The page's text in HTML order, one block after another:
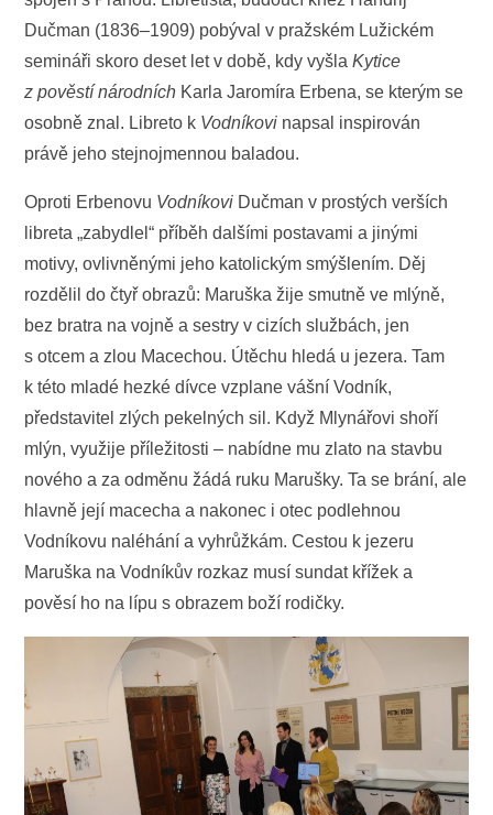
Dučman (1836–1909) pobýval v pražském Lužickém
semináři skoro deset let v době, kdy vyšlaKytice
z pověstí národních Karla Jaromíra Erbena, se kterým se
osobně znal. Libreto k Vodníkovi napsal inspirován
právě jeho stejnojmennou baladou.
Oproti Erbenovu Vodníkovi Dučman v prostých verších
libreta „zabydlel“ příběh dalšími postavami a jinými
motivy, ovlivněnými jeho katolickým smýšlením. Děj
rozdělil do čtyř obrazů: Maruška žije smutně ve mlýně,
bez bratra na vojně a sestry v cizích službách, jen
s otcem a zlou Macechou. Útěchu hledá u jezera. Tam
k této mladé hezké dívce vzplane vášní Vodník,
představitel zlých pekelných sil. Když Mlynářovi shoří
mlýn, využije příležitosti – nabídne mu zlato na stavbu
nového a za odměnu žádá ruku Marušky. Ta se brání, ale
hlavně její macecha a nakonec i otec podlehnou
Vodníkovu naléhání a vyhrůžkám. Cestou k jezeru
Maruška na Vodníkův rozkaz musí sundat křížek a
pověsí ho na lípu s obrazem boží rodičky.